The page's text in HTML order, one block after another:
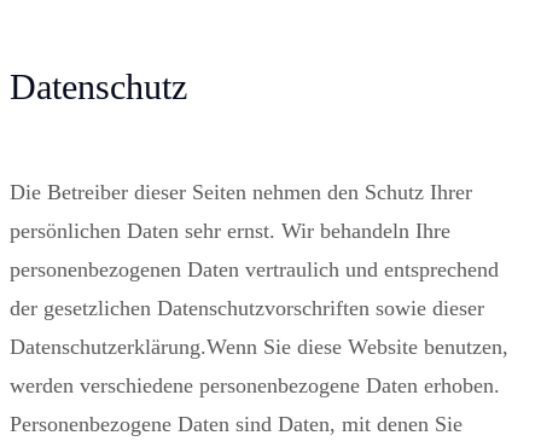
Datenschutz
Die Betreiber dieser Seiten nehmen den Schutz Ihrer
persönlichen Daten sehr ernst. Wir behandeln Ihre
personenbezogenen Daten vertraulich und entsprechend
der gesetzlichen Datenschutzvorschriften sowie dieser
Datenschutzerklärung.Wenn Sie diese Website benutzen,
werden verschiedene personenbezogene Daten erhoben.
Personenbezogene Daten sind Daten, mit denen Sie